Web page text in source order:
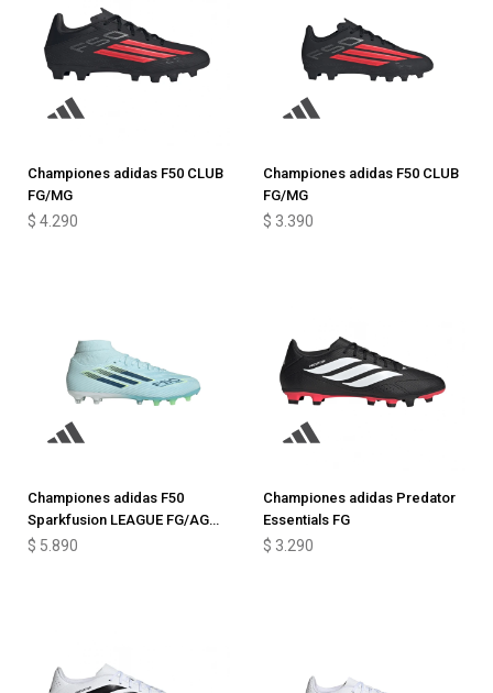
Championes adidas F50 CLUB
FG/MG
$ 4.290
Championes adidas F50 CLUB
FG/MG
$ 3.390
Championes adidas F50
Sparkfusion LEAGUE FG/AG
Junior
$ 5.890
Championes adidas Predator
Essentials FG
$ 3.290